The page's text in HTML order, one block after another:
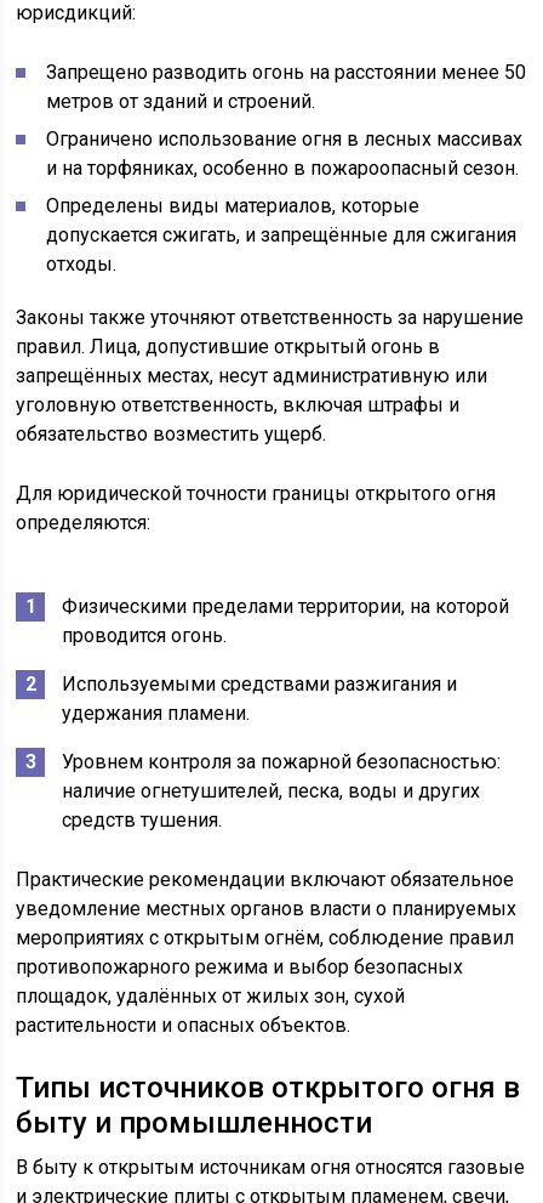
юрисдикций:
Запрещено разводить огонь на расстоянии менее 50
метров от зданий и строений.
Ограничено использование огня в лесных массивах
и на торфяниках, особенно в пожароопасный сезон.
Определены виды материалов, которые
допускается сжигать, и запрещённые для сжигания
отходы.
Законы также уточняют ответственность за нарушение
правил. Лица, допустившие открытый огонь в
запрещённых местах, несут административную или
уголовную ответственность, включая штрафы и
обязательство возместить ущерб.
Для юридической точности границы открытого огня
определяются:
Физическими пределами территории, на которой
проводится огонь.
Используемыми средствами разжигания и
удержания пламени.
Уровнем контроля за пожарной безопасностью:
наличие огнетушителей, песка, воды и других
средств тушения.
Практические рекомендации включают обязательное
уведомление местных органов власти о планируемых
мероприятиях с открытым огнём, соблюдение правил
противопожарного режима и выбор безопасных
площадок, удалённых от жилых зон, сухой
растительности и опасных объектов.
Типы источников открытого огня в
быту и промышленности
В быту к открытым источникам огня относятся газовые
и электрические плиты с открытым пламенем, свечи,